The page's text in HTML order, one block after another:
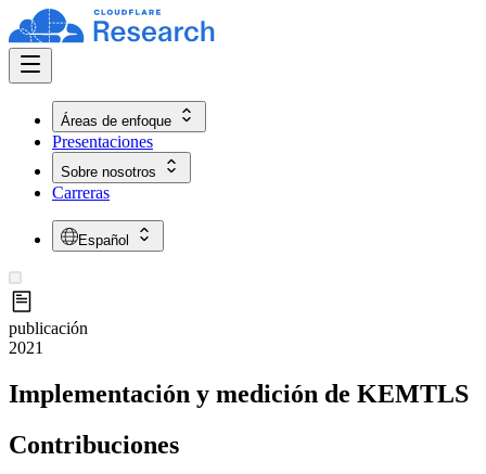
Áreas de enfoque
Presentaciones
Sobre nosotros
Carreras
Español
publicación
2021
Implementación y medición de KEMTLS
Contribuciones